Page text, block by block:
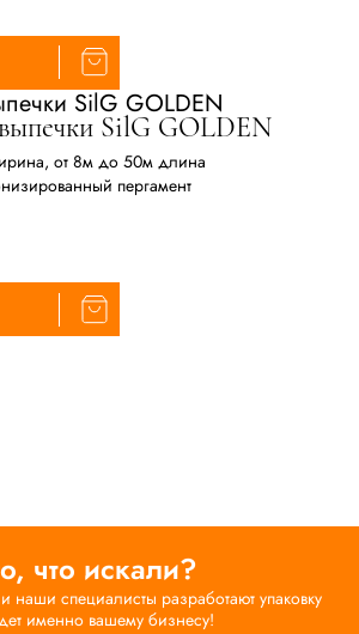
SilG GOLDEN
от 8м до 50м длина
пергамент
что искали?
наши специалисты разработают упаковку
именно вашему бизнесу!